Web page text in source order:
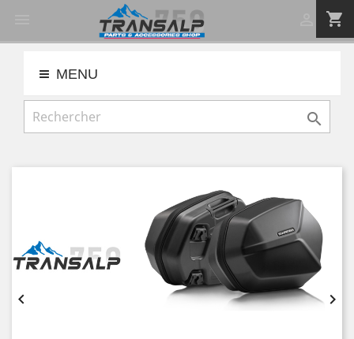
shopping_cart
MENU

 